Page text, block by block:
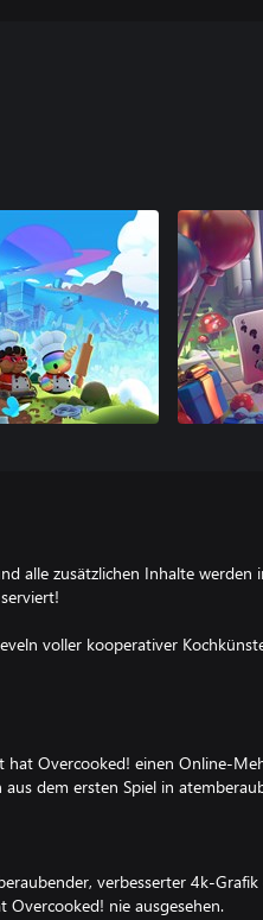
alle zusätzlichen Inhalte werden
voller kooperativer
Overcooked! einen Online-
aus dem ersten Spiel in
verbesserter 4k-
Overcooked! nie ausgesehen.